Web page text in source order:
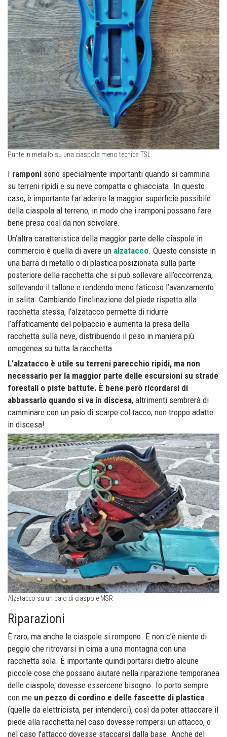
Punte in metallo su una ciaspola meno tecnica TSL
I ramponi sono specialmente importanti quando si cammina
su terreni ripidi e su neve compatta o ghiacciata. In questo
caso, è importante far aderire la maggior superficie possibile
della ciaspola al terreno, in modo che i ramponi possano fare
bene presa così da non scivolare.
Un’altra caratteristica della maggior parte delle ciaspole in
commercio è quella di avere un alzatacco. Questo consiste in
una barra di metallo o di plastica posizionata sulla parte
posteriore della racchetta che si può sollevare all’occorrenza,
sollevando il tallone e rendendo meno faticoso l’avanzamento
in salita. Cambiando l’inclinazione del piede rispetto alla
racchetta stessa, l’alzatacco permette di ridurre
l’affaticamento del polpaccio e aumenta la presa della
racchetta sulla neve, distribuendo il peso in maniera più
omogenea su tutta la racchetta.
L’alzatacco è utile su terreni parecchio ripidi, ma non
necessario per la maggior parte delle escursioni su strade
forestali o piste battute. È bene però ricordarsi di
abbassarlo quando si va in discesa, altrimenti sembrerà di
camminare con un paio di scarpe col tacco, non troppo adatte
in discesa!
Alzatacco su un paio di ciaspole MSR
Riparazioni
È raro, ma anche le ciaspole si rompono. E non c’è niente di
peggio che ritrovarsi in cima a una montagna con una
racchetta sola. È importante quindi portarsi dietro alcune
piccole cose che possano aiutare nella riparazione temporanea
delle ciaspole, dovesse essercene bisogno. Io porto sempre
con me un pezzo di cordino e delle fascette di plastica
(quelle da elettricista, per intenderci), così da poter attaccare il
piede alla racchetta nel caso dovesse rompersi un attacco, o
nel caso l’attacco dovesse staccarsi dalla base. Anche del